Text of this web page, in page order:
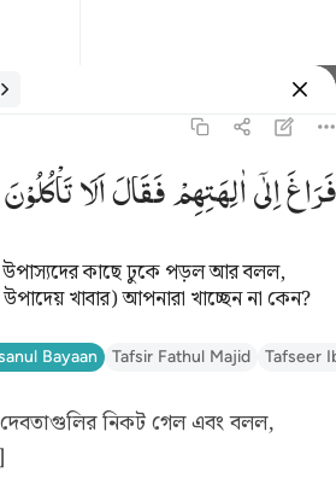
فراغ الى
فَرَاغَ إِلَىٰٓ
فَرَاغَاِلٰۤیاٰلِهَتِهِمْفَقَالَاَلَاتَاْكُلُوْنَ
উপাস্যদের কাছে ঢুকে পড়ল আর বলল,
খাবার) আপনারা খাচ্ছেন না কেন?
Bayaan Tafsir Fathul Majid Tafseer
নিকট গেল এবং বলল,